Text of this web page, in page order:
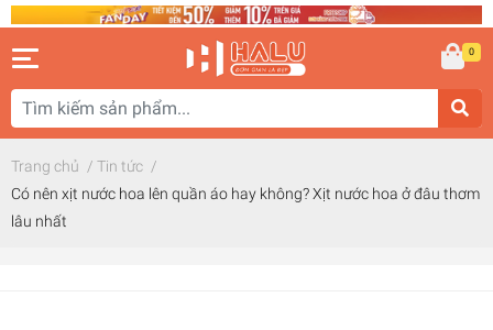
0
Trang chủ / Tin tức /
Có nên xịt nước hoa lên quần áo hay không? Xịt nước hoa ở đâu thơm
lâu nhất